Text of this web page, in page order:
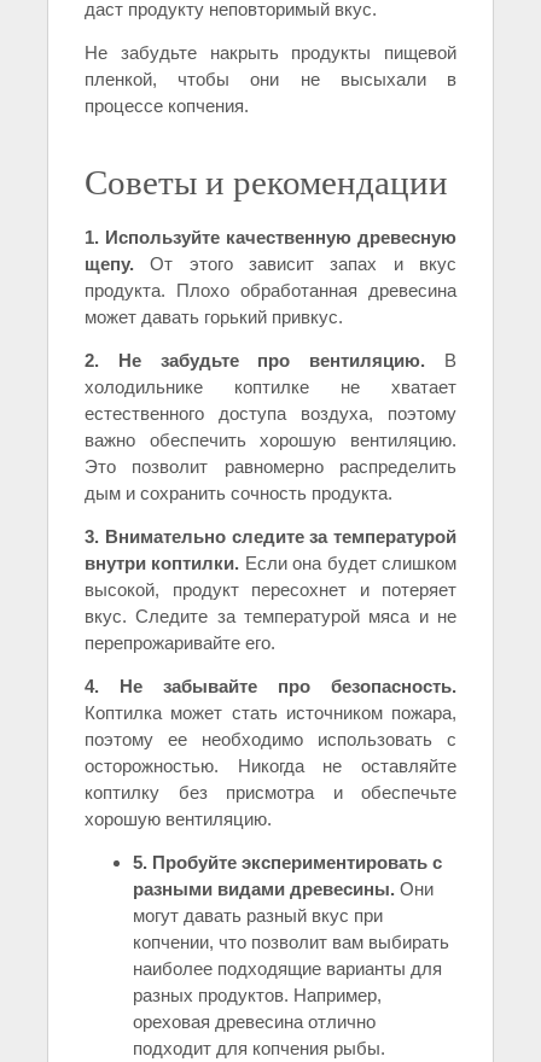
даст продукту неповторимый вкус.
Не забудьте накрыть продукты пищевой
пленкой, чтобы они не высыхали в
процессе копчения.
Советы и рекомендации
1. Используйте качественную древесную
щепу. От этого зависит запах и вкус
продукта. Плохо обработанная древесина
может давать горький привкус.
2. Не забудьте про вентиляцию. В
холодильнике коптилке не хватает
естественного доступа воздуха, поэтому
важно обеспечить хорошую вентиляцию.
Это позволит равномерно распределить
дым и сохранить сочность продукта.
3. Внимательно следите за температурой
внутри коптилки. Если она будет слишком
высокой, продукт пересохнет и потеряет
вкус. Следите за температурой мяса и не
перепрожаривайте его.
4. Не забывайте про безопасность.
Коптилка может стать источником пожара,
поэтому ее необходимо использовать с
осторожностью. Никогда не оставляйте
коптилку без присмотра и обеспечьте
хорошую вентиляцию.
5. Пробуйте экспериментировать с
разными видами древесины. Они
могут давать разный вкус при
копчении, что позволит вам выбирать
наиболее подходящие варианты для
разных продуктов. Например,
ореховая древесина отлично
подходит для копчения рыбы.